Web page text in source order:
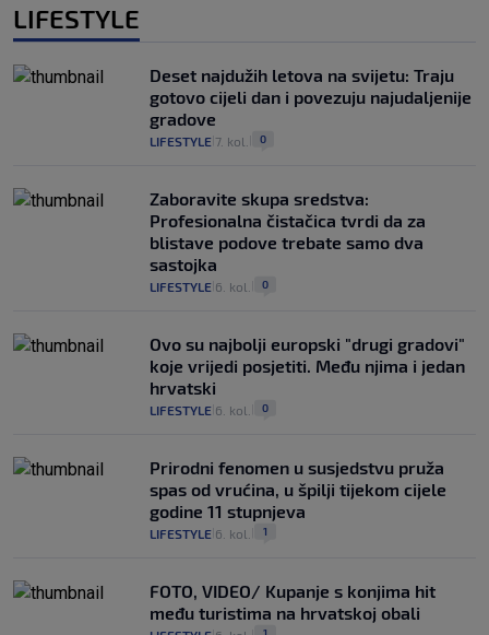
LIFESTYLE
Deset najdužih letova na svijetu: Traju
gotovo cijeli dan i povezuju najudaljenije
gradove
LIFESTYLE 7. kol. 0
Zaboravite skupa sredstva:
Profesionalna čistačica tvrdi da za
blistave podove trebate samo dva
sastojka
LIFESTYLE 6. kol. 0
Ovo su najbolji europski "drugi gradovi"
koje vrijedi posjetiti. Među njima i jedan
hrvatski
LIFESTYLE 6. kol. 0
Prirodni fenomen u susjedstvu pruža
spas od vrućina, u špilji tijekom cijele
godine 11 stupnjeva
LIFESTYLE 6. kol. 1
FOTO, VIDEO/ Kupanje s konjima hit
među turistima na hrvatskoj obali